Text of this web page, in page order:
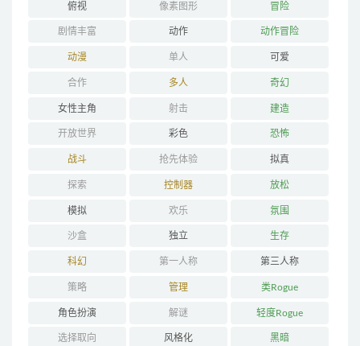
俯视 像素图形 冒险
剧情丰富 动作 动作冒险
动漫 单人 可爱
合作 多人 奇幻
女性主角 射击 建造
开放世界 彩色 恐怖
战斗 抢先体验 拟真
探索 控制器 放松
模拟 欢乐 氛围
沙盒 独立 生存
科幻 第一人称 第三人称
策略 管理 类Rogue
角色扮演 解谜 轻度Rogue
选择取向 风格化 黑暗